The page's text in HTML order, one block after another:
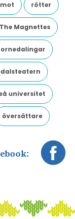
rötter
The Magnettes
universitet
översättare